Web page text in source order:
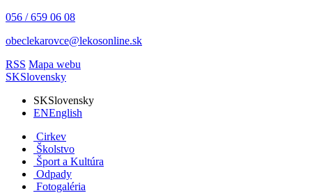
056 / 659 06 08
obeclekarovce@lekosonline.sk
RSS Mapa webu
SKSlovensky
SKSlovensky
ENEnglish
Cirkev
Školstvo
Šport a Kultúra
Odpady
Fotogaléria